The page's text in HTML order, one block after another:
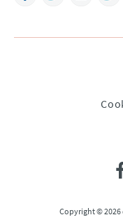
Copyright © 2026